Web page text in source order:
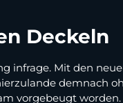
Deckeln
Mit den
demnach
vorgebeugt worden.